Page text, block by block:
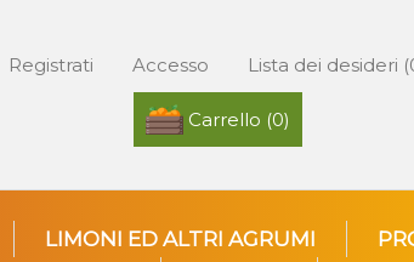
Registrati Accesso Lista dei desideri
Carrello (0)
LIMONI ED ALTRI AGRUMI